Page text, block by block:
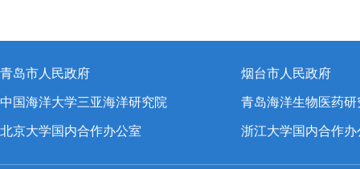
青岛市人民政府 烟台市人民政府
中国海洋大学三亚海洋研究院 青岛海洋生物医药研
北京大学国内合作办公室 浙江大学国内合作办